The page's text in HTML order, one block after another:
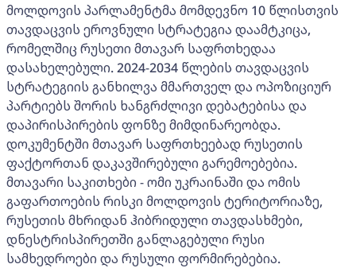
მოლდოვის პარლამენტმა მომდევნო 10 წლისთვის
თავდაცვის ეროვნული სტრატეგია დაამტკიცა,
რომელშიც რუსეთი მთავარ საფრთხედაა
დასახელებული. 2024-2034 წლების თავდაცვის
სტრატეგიის განხილვა მმართველ და ოპოზიციურ
პარტიებს შორის ხანგრძლივი დებატებისა და
დაპირისპირების ფონზე მიმდინარეობდა.
დოკუმენტში მთავარ საფრთხეებად რუსეთის
ფაქტორთან დაკავშირებული გარემოებებია.
მთავარი საკითხები - ომი უკრაინაში და ომის
გაფართოების რისკი მოლდოვის ტერიტორიაზე,
რუსეთის მხრიდან ჰიბრიდული თავდასხმები,
დნესტრისპირეთში განლაგებული რუსი
სამხედროები და რუსული ფორმირებებია.